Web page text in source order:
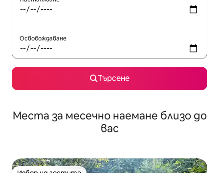
Освобождаване
Търсене
Места за месечно наемане близо до
вас